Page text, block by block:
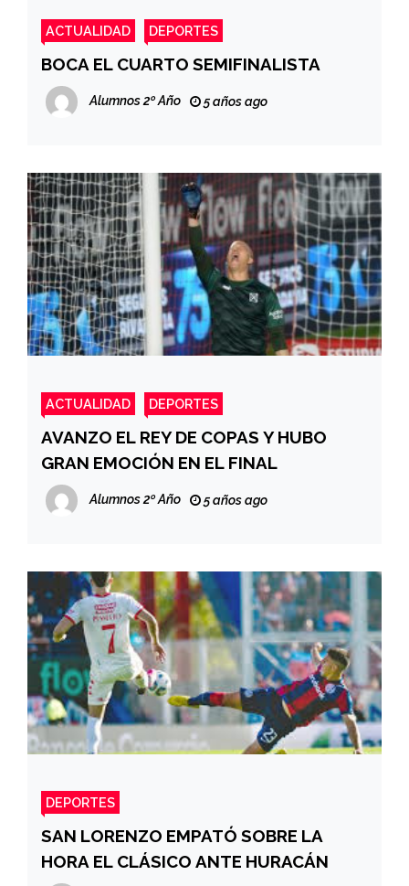
ACTUALIDAD DEPORTES
BOCA EL CUARTO SEMIFINALISTA
Alumnos 2º Año 5 años ago
ACTUALIDAD DEPORTES
AVANZO EL REY DE COPAS Y HUBO
GRAN EMOCIÓN EN EL FINAL
Alumnos 2º Año 5 años ago
DEPORTES
SAN LORENZO EMPATÓ SOBRE LA
HORA EL CLÁSICO ANTE HURACÁN